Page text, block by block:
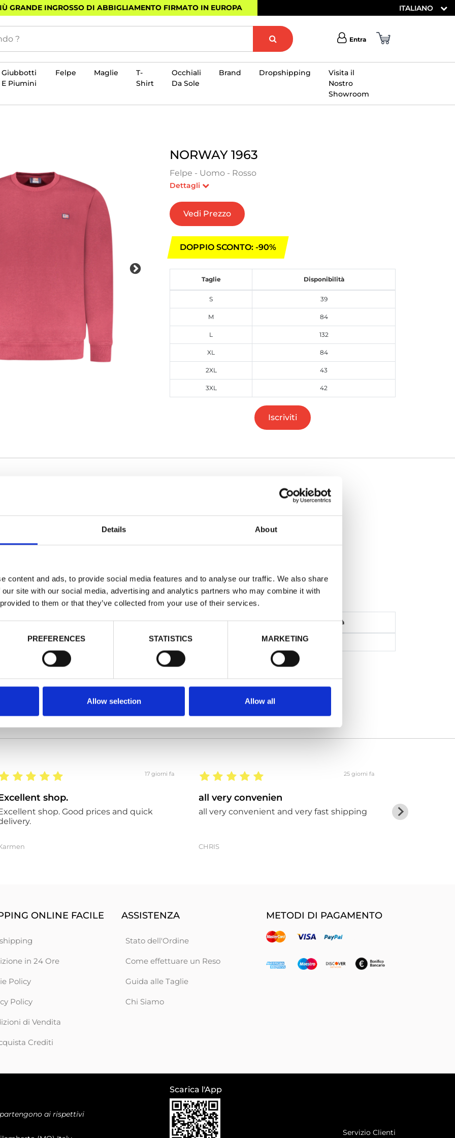
Details About
content and ads, to provide social media features and to analyse our traffic. We also share
site with our social media, advertising and analytics partners who may combine it with
to them or that they’ve collected from your use of their services.
PREFERENCES STATISTICS MARKETING
Allow selection Allow all
GRANDE INGROSSO DI ABBIGLIAMENTO FIRMATO IN EUROPA ITALIANO
Entra
Giubbotti
E Piumini
Felpe Maglie
T-
Shirt
Occhiali
Da Sole
Brand Dropshipping
Visita il
Nostro
Showroom
×
NORWAY 1963
Felpe - Uomo - Rosso
Dettagli
Vedi Prezzo
DOPPIO SCONTO: -90%
Taglie Disponibilità
S 39
M 84
L 132
XL 84
2XL 43
3XL 42
Iscriviti
Dettagli
Vedi Prezzo
DOPPIO SCONTO: -90%
Taglia:3XL
Taglie Disponibilità
17 giorni fa
shop.
shop. Good prices and quick
25 giorni fa
all very convenien
all very convenient and very fast shipping
CHRIS
Ho
un prezzo
ONLINE FACILE
in 24 Ore
Policy
Policy
di Vendita
Crediti
ASSISTENZA
Stato dell'Ordine
Come effettuare un Reso
Guida alle Taglie
Chi Siamo
METODI DI PAGAMENTO
ai rispettivi
Scarica l'App
Servizio Clienti